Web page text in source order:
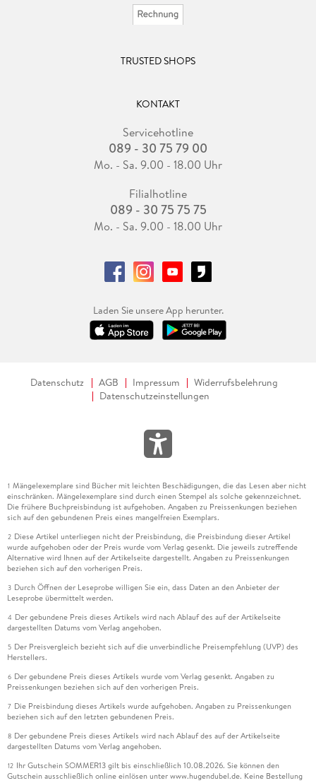
TRUSTED SHOPS
KONTAKT
Servicehotline
089 - 30 75 79 00
Mo. - Sa. 9.00 - 18.00 Uhr
Filialhotline
089 - 30 75 75 75
Mo. - Sa. 9.00 - 18.00 Uhr
Laden Sie unsere App herunter.
Datenschutz AGB Impressum
Widerrufsbelehrung
Datenschutzeinstellungen
1 Mängelexemplare sind Bücher mit leichten Beschädigungen, die das Lesen aber nicht
einschränken. Mängelexemplare sind durch einen Stempel als solche gekennzeichnet.
Die frühere Buchpreisbindung ist aufgehoben. Angaben zu Preissenkungen beziehen
sich auf den gebundenen Preis eines mangelfreien Exemplars.
2 Diese Artikel unterliegen nicht der Preisbindung, die Preisbindung dieser Artikel
wurde aufgehoben oder der Preis wurde vom Verlag gesenkt. Die jeweils zutreffende
Alternative wird Ihnen auf der Artikelseite dargestellt. Angaben zu Preissenkungen
beziehen sich auf den vorherigen Preis.
3 Durch Öffnen der Leseprobe willigen Sie ein, dass Daten an den Anbieter der
Leseprobe übermittelt werden.
4 Der gebundene Preis dieses Artikels wird nach Ablauf des auf der Artikelseite
dargestellten Datums vom Verlag angehoben.
5 Der Preisvergleich bezieht sich auf die unverbindliche Preisempfehlung (UVP) des
Herstellers.
6 Der gebundene Preis dieses Artikels wurde vom Verlag gesenkt. Angaben zu
Preissenkungen beziehen sich auf den vorherigen Preis.
7 Die Preisbindung dieses Artikels wurde aufgehoben. Angaben zu Preissenkungen
beziehen sich auf den letzten gebundenen Preis.
8 Der gebundene Preis dieses Artikels wird nach Ablauf des auf der Artikelseite
dargestellten Datums vom Verlag angehoben.
12 Ihr Gutschein SOMMER13 gilt bis einschließlich 10.08.2026. Sie können den
Gutschein ausschließlich online einlösen unter www.hugendubel.de. Keine Bestellung